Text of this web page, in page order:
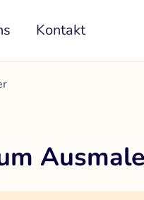
Kontakt